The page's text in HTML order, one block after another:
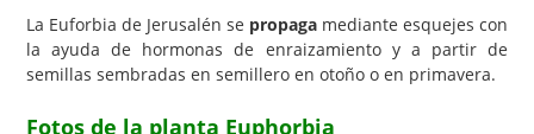
La Euforbia de Jerusalén se propaga mediante esquejes con
la ayuda de hormonas de enraizamiento y a partir de
semillas sembradas en semillero en otoño o en primavera.
Fotos de la planta Euphorbia